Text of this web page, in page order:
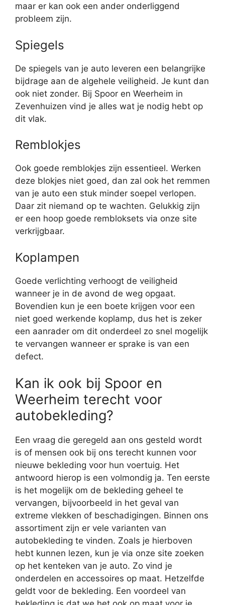
maar er kan ook een ander onderliggend
probleem zijn.
Spiegels
De spiegels van je auto leveren een belangrijke
bijdrage aan de algehele veiligheid. Je kunt dan
ook niet zonder. Bij Spoor en Weerheim in
Zevenhuizen vind je alles wat je nodig hebt op
dit vlak.
Remblokjes
Ook goede remblokjes zijn essentieel. Werken
deze blokjes niet goed, dan zal ook het remmen
van je auto een stuk minder soepel verlopen.
Daar zit niemand op te wachten. Gelukkig zijn
er een hoop goede rembloksets via onze site
verkrijgbaar.
Koplampen
Goede verlichting verhoogt de veiligheid
wanneer je in de avond de weg opgaat.
Bovendien kun je een boete krijgen voor een
niet goed werkende koplamp, dus het is zeker
een aanrader om dit onderdeel zo snel mogelijk
te vervangen wanneer er sprake is van een
defect.
Kan ik ook bij Spoor en
Weerheim terecht voor
autobekleding?
Een vraag die geregeld aan ons gesteld wordt
is of mensen ook bij ons terecht kunnen voor
nieuwe bekleding voor hun voertuig. Het
antwoord hierop is een volmondig ja. Ten eerste
is het mogelijk om de bekleding geheel te
vervangen, bijvoorbeeld in het geval van
extreme vlekken of beschadigingen. Binnen ons
assortiment zijn er vele varianten van
autobekleding te vinden. Zoals je hierboven
hebt kunnen lezen, kun je via onze site zoeken
op het kenteken van je auto. Zo vind je
onderdelen en accessoires op maat. Hetzelfde
geldt voor de bekleding. Een voordeel van